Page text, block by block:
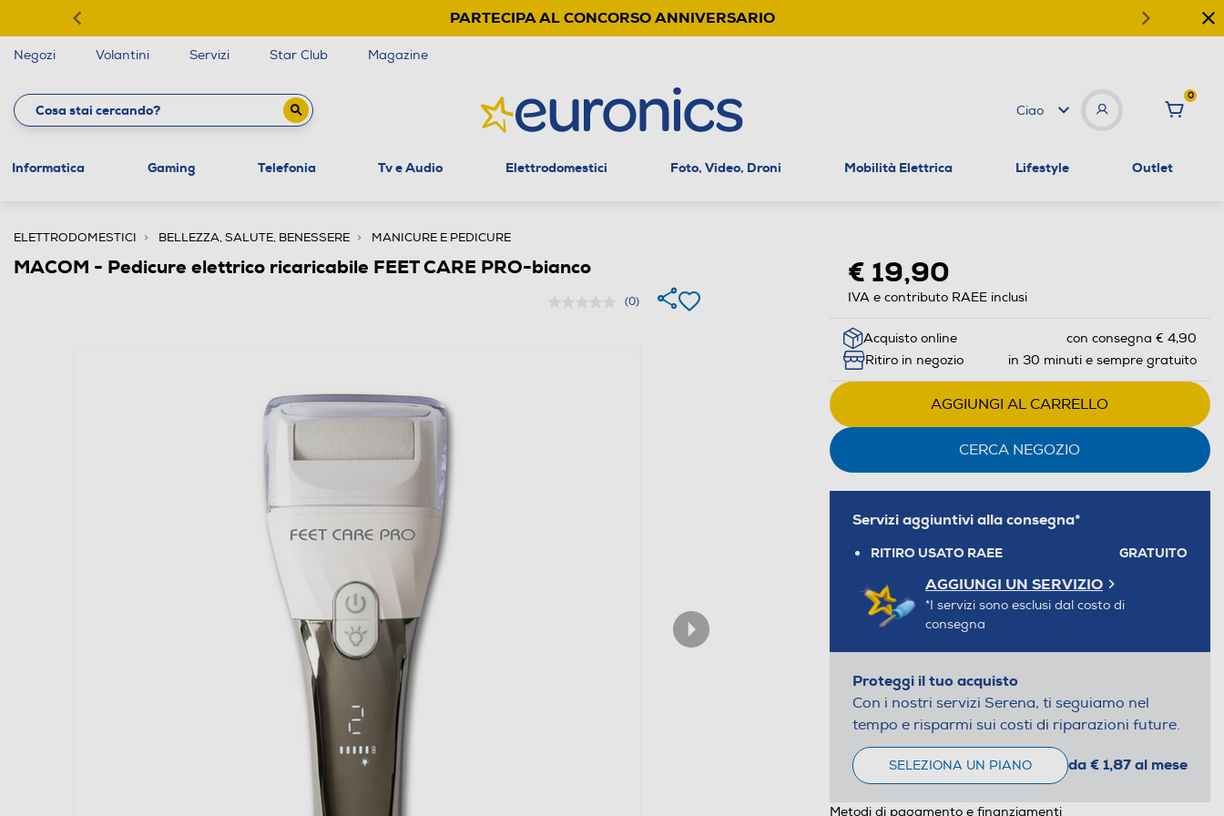
PARTECIPA AL CONCORSO ANNIVERSARIO
Negozi Volantini Servizi Star Club Magazine
Ciao
0
Informatica Gaming Telefonia Tv e Audio Elettrodomestici Foto, Video, Droni Mobilità Elettrica Lifestyle Outlet
ELETTRODOMESTICI BELLEZZA, SALUTE, BENESSERE MANICURE E PEDICURE
MACOM - Pedicure elettrico ricaricabile FEET CARE PRO-bianco
(0)
€ 19,90
IVA e contributo RAEE inclusi
Acquisto online
con consegna € 4,90
Ritiro in negozio
in 30 minuti e sempre gratuito
AGGIUNGI AL CARRELLO
CERCA NEGOZIO
Servizi aggiuntivi alla consegna*
RITIRO USATO RAEE GRATUITO
AGGIUNGI UN SERVIZIO
*I servizi sono esclusi dal costo di
consegna
Proteggi il tuo acquisto
Con i nostri servizi Serena, ti seguiamo nel
tempo e risparmi sui costi di riparazioni future.
SELEZIONA UN PIANO da € 1,87 al mese
Metodi di pagamento e finanziamenti